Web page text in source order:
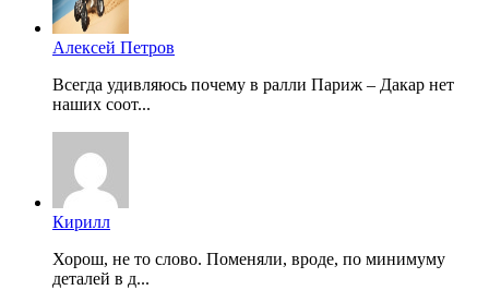
Алексей Петров
Всегда удивляюсь почему в ралли Париж – Дакар нет
наших соот...
Кирилл
Хорош, не то слово. Поменяли, вроде, по минимуму
деталей в д...